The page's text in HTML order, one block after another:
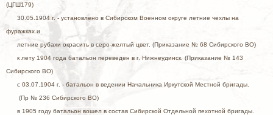
(ЦГШ179)
30.05.1904 г. - установлено в Сибирском Военном округе летние чехлы на
фуражках и
летние рубахи окрасить в серо-желтый цвет. (Приказание № 68 Сибирского ВО)
к лету 1904 года батальон переведен в г. Нижнеудинск. (Приказание № 143
Сибирского ВО)
с 03.07.1904 г. - батальон в ведении Начальника Иркутской Местной бригады.
(Пр № 236 Сибирского ВО)
в 1905 году батальон вошел в состав Сибирской Отдельной пехотной бригады.